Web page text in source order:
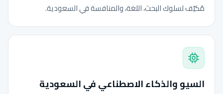
مُكيّف لسلوك البحث، اللغة، والمنافسة في السعودية.
السيو والذكاء الاصطناعي في السعودية